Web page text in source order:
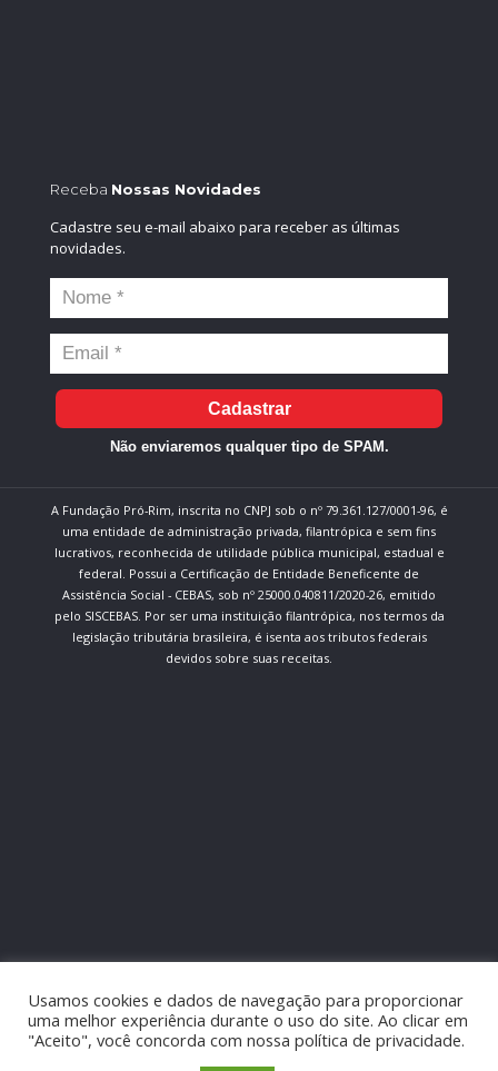
Receba Nossas Novidades
Cadastre seu e-mail abaixo para receber as últimas
novidades.
Cadastrar
Não enviaremos qualquer tipo de SPAM.
A Fundação Pró-Rim, inscrita no CNPJ sob o nº 79.361.127/0001-96, é
uma entidade de administração privada, filantrópica e sem fins
lucrativos, reconhecida de utilidade pública municipal, estadual e
federal. Possui a Certificação de Entidade Beneficente de
Assistência Social - CEBAS, sob nº 25000.040811/2020-26, emitido
pelo SISCEBAS. Por ser uma instituição filantrópica, nos termos da
legislação tributária brasileira, é isenta aos tributos federais
devidos sobre suas receitas.
Usamos cookies e dados de navegação para proporcionar
uma melhor experiência durante o uso do site. Ao clicar em
"Aceito", você concorda com nossa política de privacidade.